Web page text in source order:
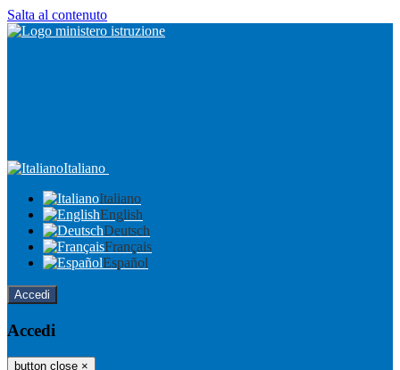
Salta al contenuto
Italiano
Italiano
English
Deutsch
Français
Español
Accedi
Accedi
button close ×